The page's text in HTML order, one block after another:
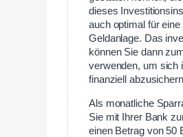
dieses
auch optimal für eine
Geldanlage. Das
können Sie dann
verwenden, um sich
finanziell
Als monatliche
Sie mit Ihrer Bank
einen Betrag von 50